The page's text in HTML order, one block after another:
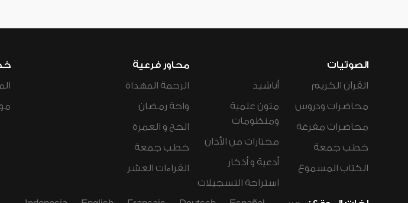
الصوتيات
القرآن الكريم
محاضرات ودروس
محاضرات مفرغة
خطب جمعة
الكتاب المسموع
أناشيد
متون علمية
ومنظومات
مختارات من الأذان
أدعية و أذكار
استراحة التسجيلات
محاور فرعية
الرحمة المهداة
واحة رمضان
الحج و العمرة
خطب جمعة
القراءات العشر